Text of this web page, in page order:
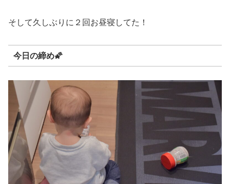
そして久しぶりに２回お昼寝してた！
今日の締め🌠